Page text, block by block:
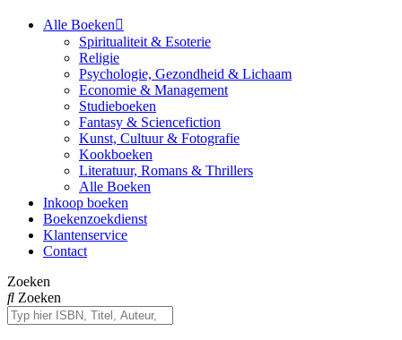
Alle Boeken
Spiritualiteit & Esoterie
Religie
Psychologie, Gezondheid & Lichaam
Economie & Management
Studieboeken
Fantasy & Sciencefiction
Kunst, Cultuur & Fotografie
Kookboeken
Literatuur, Romans & Thrillers
Alle Boeken
Inkoop boeken
Boekenzoekdienst
Klantenservice
Contact
Zoeken
Zoeken